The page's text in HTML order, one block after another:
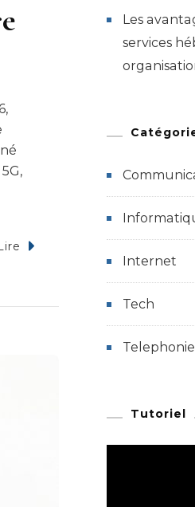
Lire
Les
services
Internet
Tech
Telephonie
Tutoriel